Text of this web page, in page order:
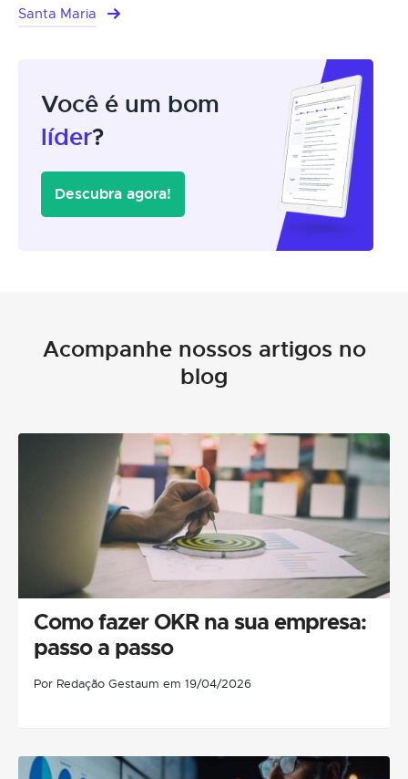
Santa Maria
Você é um bom
líder?
Descubra agora!
Acompanhe nossos artigos no
blog
Como fazer OKR na sua empresa:
passo a passo
Por Redação Gestaum em 19/04/2026